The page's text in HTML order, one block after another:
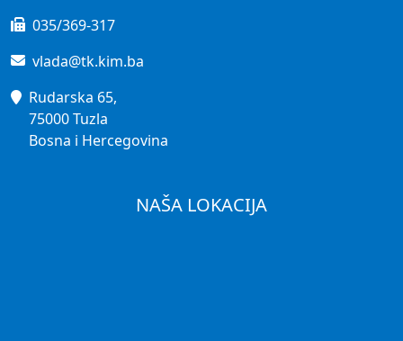
035/369-317
vlada@tk.kim.ba
Rudarska 65,
75000 Tuzla
Bosna i Hercegovina
NAŠA LOKACIJA